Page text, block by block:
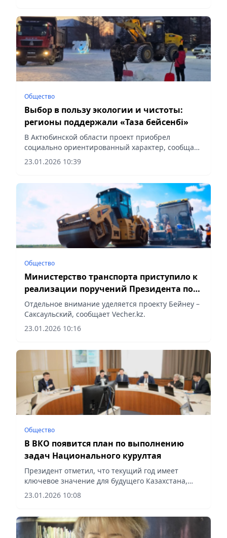
Общество
Выбор в пользу экологии и чистоты:
регионы поддержали «Таза бейсенбі»
В Актюбинской области проект приобрел
социально ориентированный характер, сообщает
Vecher.kz.
23.01.2026 10:39
Общество
Министерство транспорта приступило к
реализации поручений Президента по
развитию автодорожной сети
Отдельное внимание уделяется проекту Бейнеу –
Саксаульский, сообщает Vecher.kz.
23.01.2026 10:16
Общество
В ВКО появится план по выполнению
задач Национального курултая
Президент отметил, что текущий год имеет
ключевое значение для будущего Казахстана,
сообщает Vecher.kz.
23.01.2026 10:08